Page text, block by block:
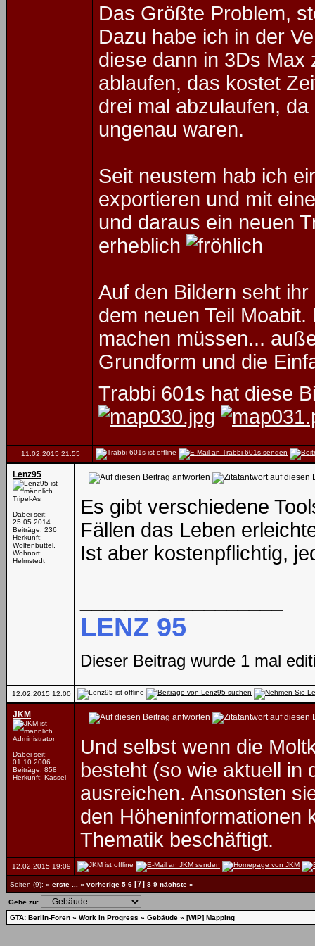
Das Größte Problem,
Dazu habe ich in der
diese dann in 3Ds
ablaufen, das kostet
drei mal abzulaufen,
ungenau waren.
Seit neustem hab ich
exportieren und mit
und daraus ein neuen
erheblich
Auf den Bildern seht
dem neuen Teil
machen müssen...
Grundform und die
Trabbi 601s hat diese
11.02.2015 21:55
Lenz95
Tripel-As
Dabei seit:
25.05.2014
Beiträge: 236
Herkunft:
Wolfenbüttel,
Wohnort:
Helmstedt
Es gibt verschiedene
Fällen das Leben
Ist aber kostenpflichtig,
LENZ 95
Dieser Beitrag wurde 1 mal
12.02.2015 12:00
JKM
Administrator
Dabei seit:
01.10.2006
Beiträge: 858
Herkunft: Kassel
Und selbst wenn die
besteht (so wie aktuell in
ausreichen. Ansonsten
den Höheninformationen
Thematik beschäftigt.
12.02.2015 19:09
Seiten (9): « erste « vorherige 5 6 [7] 8 9 nächste »
Gehe zu:
GTA: Berlin-Foren » Work in Progress » Gebäude » [WIP] Mapping